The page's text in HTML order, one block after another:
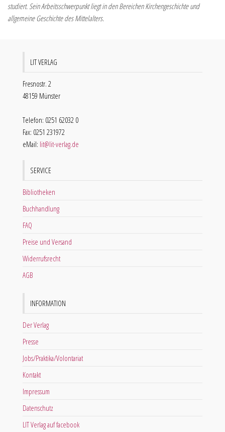
studiert. Sein Arbeitsschwerpunkt liegt in den Bereichen Kirchengeschichte und
allgemeine Geschichte des Mittelalters.
LIT VERLAG
Fresnostr. 2
48159 Münster
Telefon: 0251 62032 0
Fax: 0251 231972
eMail: lit@lit-verlag.de
SERVICE
Bibliotheken
Buchhandlung
FAQ
Preise und Versand
Widerrufsrecht
AGB
INFORMATION
Der Verlag
Presse
Jobs/Praktika/Volontariat
Kontakt
Impressum
Datenschutz
LIT Verlag auf facebook